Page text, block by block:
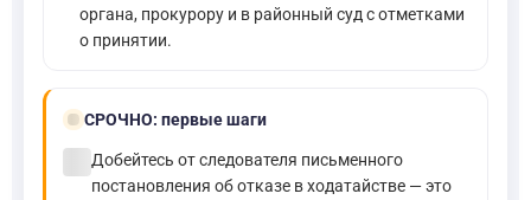
органа, прокурору и в районный суд с отметками
о принятии.
boltСРОЧНО: первые шаги
Добейтесь от следователя письменного
постановления об отказе в ходатайстве — это